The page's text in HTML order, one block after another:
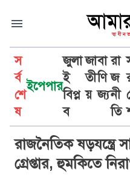
স
র্ব
শে
ষ
ইপেপার
জুলা
ই
বিপ্ল
ব
জা
তী
য়
বা
ণি
জ্য
রা
জ
নী
তি
ষড়যন্ত্র
রাজনৈতিক ষড়যন্ত্রে
গ্রেপ্তার, হুমকিতে